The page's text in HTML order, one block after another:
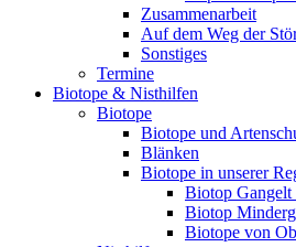
Zusammenarbeit
Auf dem Weg der
Sonstiges
Termine
Biotope & Nisthilfen
Biotope
Biotope und
Blänken
Biotope in unserer
Biotop Gangelt
Biotop
Biotope von